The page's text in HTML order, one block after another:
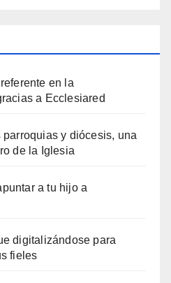
en la
a Ecclesiared
y diócesis, una
de la Iglesia
a tu hijo a
digitalizándose para
fieles